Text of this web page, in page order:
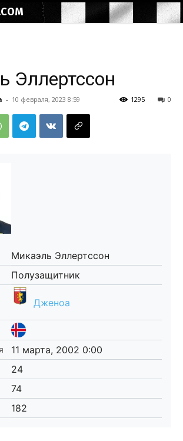
Эллертссон
- 10 февраля, 2023 8:59 0
1295
Микаэль Эллертссон
Полузащитник
Дженоа
11 марта, 2002 0:00
24
74
182